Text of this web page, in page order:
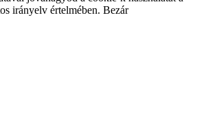
irányelv értelmében. Bezár